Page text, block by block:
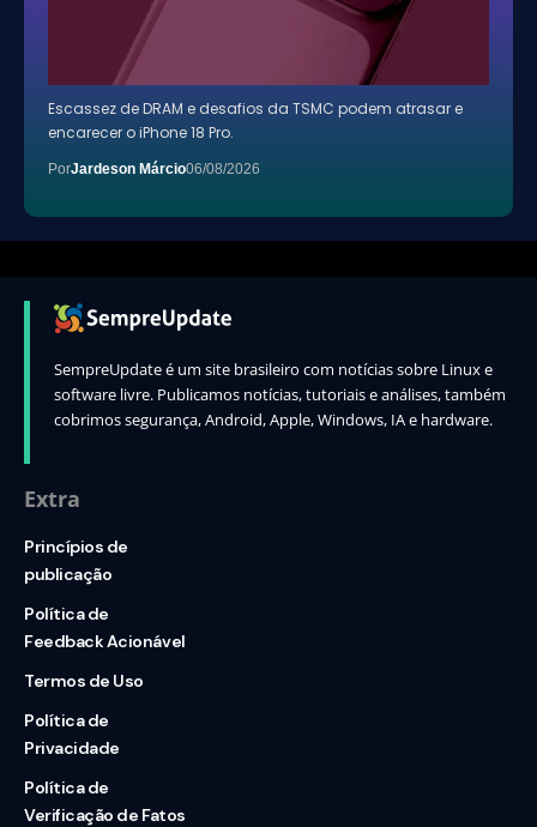
Escassez de DRAM e desafios da TSMC podem atrasar e
encarecer o iPhone 18 Pro.
PorJardeson Márcio06/08/2026
SempreUpdate é um site brasileiro com notícias sobre Linux e
software livre. Publicamos notícias, tutoriais e análises, também
cobrimos segurança, Android, Apple, Windows, IA e hardware.
Extra
Princípios de
publicação
Política de
Feedback Acionável
Termos de Uso
Política de
Privacidade
Política de
Verificação de Fatos